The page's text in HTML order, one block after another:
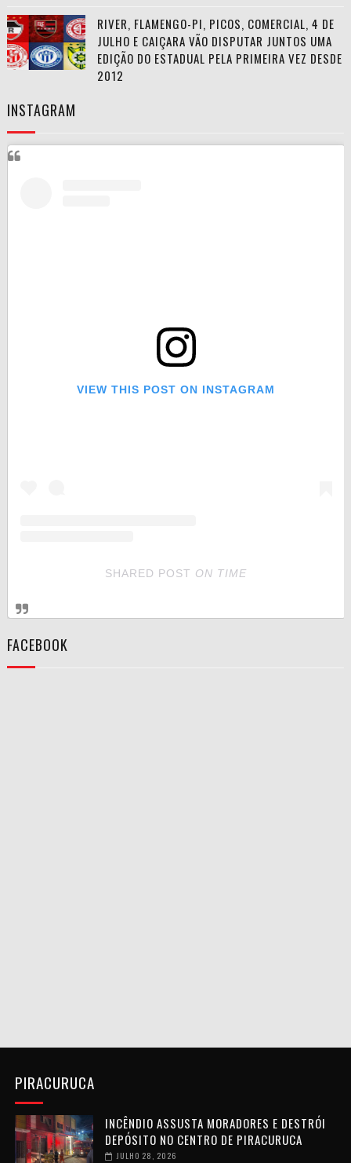
RIVER, FLAMENGO-PI, PICOS, COMERCIAL, 4 DE
JULHO E CAIÇARA VÃO DISPUTAR JUNTOS UMA
EDIÇÃO DO ESTADUAL PELA PRIMEIRA VEZ DESDE
2012
INSTAGRAM
VIEW THIS POST ON INSTAGRAM
SHARED POST ON TIME
FACEBOOK
PIRACURUCA
INCÊNDIO ASSUSTA MORADORES E DESTRÓI
DEPÓSITO NO CENTRO DE PIRACURUCA
JULHO 28, 2026